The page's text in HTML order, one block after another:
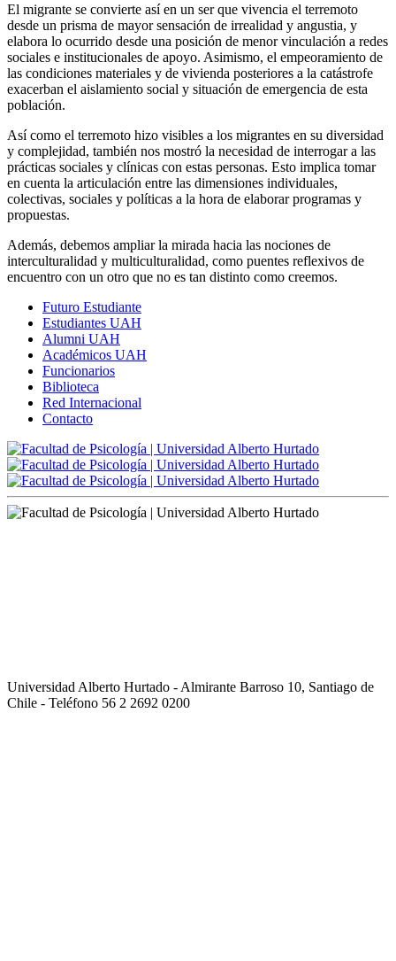
El migrante se convierte así en un ser que vivencia el terremoto
desde un prisma de mayor sensación de irrealidad y angustia, y
elabora lo ocurrido desde una posición de menor vinculación a redes
sociales e institucionales de apoyo. Asimismo, el empeoramiento de
las condiciones materiales y de vivienda posteriores a la catástrofe
exacerban el aislamiento social y situación de emergencia de esta
población.
Así como el terremoto hizo visibles a los migrantes en su diversidad
y complejidad, también nos mostró la necesidad de interrogar a las
prácticas sociales y clínicas con estas personas. Esto implica tomar
en cuenta la articulación entre las dimensiones individuales,
colectivas, sociales y políticas a la hora de elaborar programas y
propuestas.
Además, debemos ampliar la mirada hacia las nociones de
interculturalidad y multiculturalidad, como puentes reflexivos de
encuentro con un otro que no es tan distinto como creemos.
Futuro Estudiante
Estudiantes UAH
Alumni UAH
Académicos UAH
Funcionarios
Biblioteca
Red Internacional
Contacto
Universidad Alberto Hurtado - Almirante Barroso 10, Santiago de
Chile - Teléfono 56 2 2692 0200